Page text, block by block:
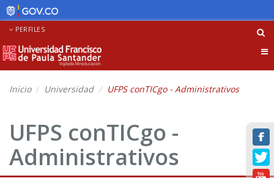
PERFILES
Inicio Universidad UFPS conTICgo - Administrativos
UFPS conTICgo -
Administrativos